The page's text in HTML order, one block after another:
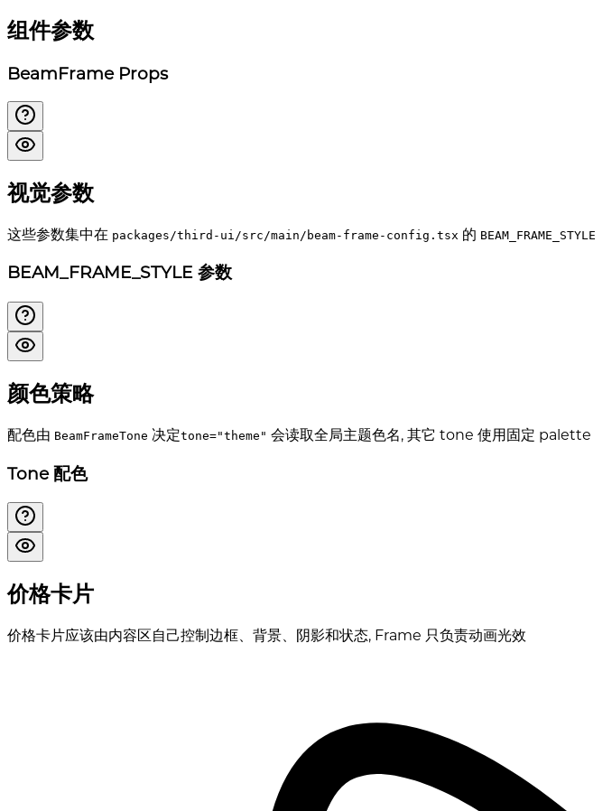
组件参数
BeamFrame Props
视觉参数
这些参数集中在 packages/third-ui/src/main/beam-frame-config.tsx 的 BEAM_FRAME_STYLE
BEAM_FRAME_STYLE 参数
颜色策略
配色由 BeamFrameTone 决定tone="theme" 会读取全局主题色名, 其它 tone 使用固定 palette
Tone 配色
价格卡片
价格卡片应该由内容区自己控制边框、背景、阴影和状态, Frame 只负责动画光效